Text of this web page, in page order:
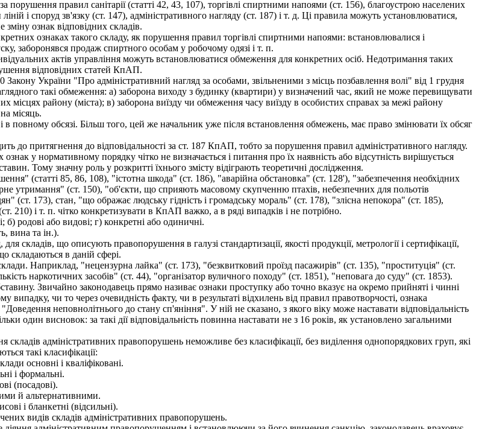
порушення правил санітарії (статті 42, 43, 107), торгівлі спиртними напоями (ст. 156), благоустрою населених
і споруд зв'язку (ст. 147), адміністративного нагляду (ст. 187) і т. д. Ці правила можуть установлюватися,
ознак відповідних складів.
ознаках такого складу, як порушення правил торгівлі спиртними напоями: встановлювалися і
заборонявся продаж спиртного особам у робочому одязі і т. п.
актів управління можуть встановлюватися обмеження для конкретних осіб. Недотримання таких
відповідних статей КпАП.
Закону України "Про адміністративний нагляд за особами, звільненими з місць позбавлення волі" від 1 грудня
такі обмеження: а) заборона виходу з будинку (квартири) у визначений час, який не може перевищувати
місцях району (міста); в) заборона виїзду чи обмеження часу виїзду в особистих справах за межі району
місяць.
повному обсязі. Більш того, цей же начальник уже після встановлення обмежень, має право змінювати їх обсяг
до притягнення до відповідальності за ст. 187 КпАП, тобто за порушення правил адміністративного нагляду.
у нормативному порядку чітко не визначається і питання про їх наявність або відсутність вирішується
Тому значну роль у розкритті їхнього змісту відіграють теоретичні дослідження.
(статті 85, 86, 108), "істотна шкода" (ст. 186), "аварійна обстановка" (ст. 128'), "забезпечення необхідних
утримання" (ст. 150), "об'єкти, що сприяють масовому скупченню птахів, небезпечних для польотів
(ст. 173), стан, "що ображає людську гідність і громадську мораль" (ст. 178), "злісна непокора" (ст. 185),
210) і т. п. чітко конкретизувати в КпАП важко, а в ряді випадків і не потрібно.
б) родові або видові; г) конкретні або одиничні.
вина та ін.).
складів, що описують правопорушення в галузі стандартизації, якості продукції, метрології і сертифікації,
складаються в даній сфері.
Наприклад, "нецензурна лайка" (ст. 173), "безквитковий проїзд пасажирів" (ст. 135), "проституція" (ст.
наркотичних засобів" (ст. 44), "організатор вуличного походу" (ст. 1851), "неповага до суду" (ст. 1853).
Звичайно законодавець прямо називає ознаки проступку або точно вказує на окремо прийняті і чинні
чи то через очевидність факту, чи в результаті відхилень від правил правотворчості, ознака
неповнолітнього до стану сп'яніння". У ній не сказано, з якого віку може наставати відповідальність
один висновок: за такі дії відповідальність повинна наставати не з 16 років, як установлено загальними
адміністративних правопорушень неможливе без класифікації, без виділення однопорядкових груп, які
такі класифікації:
основні і кваліфіковані.
і формальні.
(посадові).
й альтернативними.
і бланкетні (відсильні).
видів складів адміністративних правопорушень.